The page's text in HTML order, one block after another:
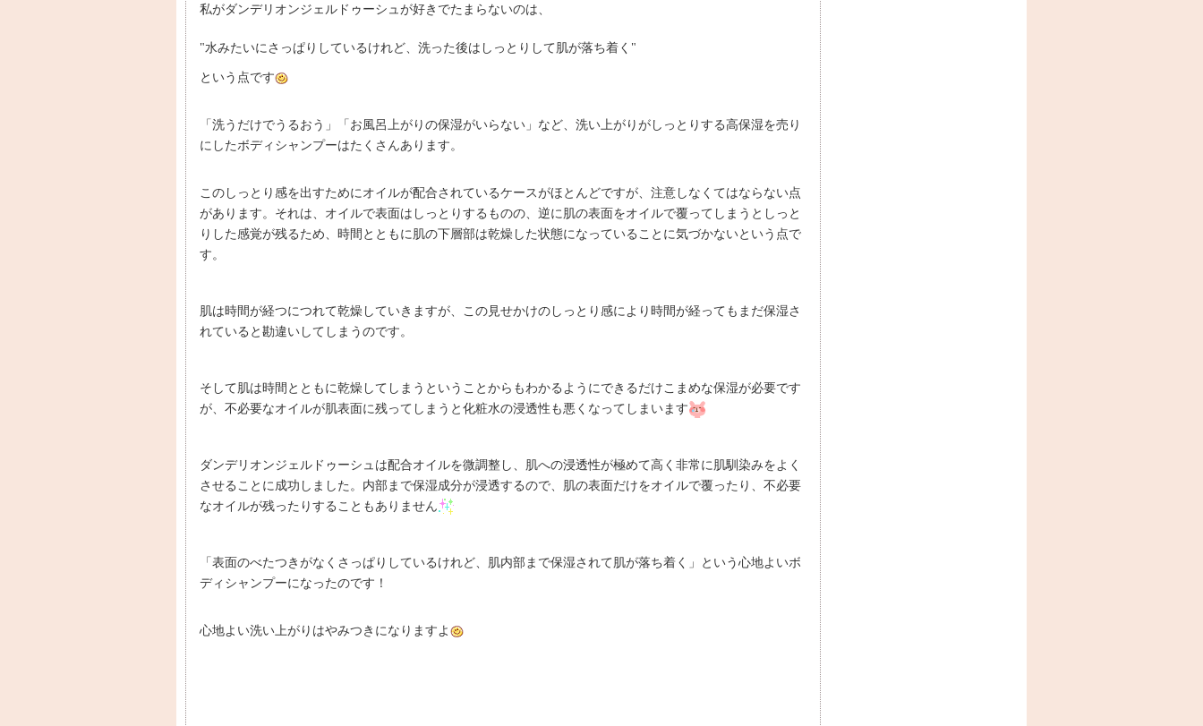
私がダンデリオンジェルドゥーシュが好きでたまらないのは、
"水みたいにさっぱりしているけれど、洗った後はしっとりして肌が落ち着く"
という点です
「洗うだけでうるおう」「お風呂上がりの保湿がいらない」など、洗い上がりがしっとりする高保湿を売り
にしたボディシャンプーはたくさんあります。
このしっとり感を出すためにオイルが配合されているケースがほとんどですが、注意しなくてはならない点
があります。それは、オイルで表面はしっとりするものの、逆に肌の表面をオイルで覆ってしまうとしっと
りした感覚が残るため、時間とともに肌の下層部は乾燥した状態になっていることに気づかないという点で
す。
肌は時間が経つにつれて乾燥していきますが、この見せかけのしっとり感により時間が経ってもまだ保湿さ
れていると勘違いしてしまうのです。
そして肌は時間とともに乾燥してしまうということからもわかるようにできるだけこまめな保湿が必要です
が、不必要なオイルが肌表面に残ってしまうと化粧水の浸透性も悪くなってしまいます
ダンデリオンジェルドゥーシュは配合オイルを微調整し、肌への浸透性が極めて高く非常に肌馴染みをよく
させることに成功しました。内部まで保湿成分が浸透するので、肌の表面だけをオイルで覆ったり、不必要
なオイルが残ったりすることもありません
「表面のべたつきがなくさっぱりしているけれど、肌内部まで保湿されて肌が落ち着く」という心地よいボ
ディシャンプーになったのです！
心地よい洗い上がりはやみつきになりますよ